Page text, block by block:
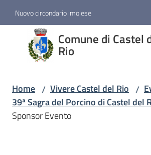
Nuovo circondario imolese
Comune di Castel
Rio
Comune
di
Castel
Amministrazione
Home / Vivere Castel del Rio /
39ª Sagra del Porcino di Castel del
Sponsor Evento